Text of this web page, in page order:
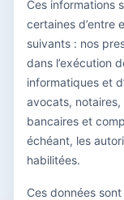
Ces informations
certaines d’entre
suivants : nos
dans l’exécution
informatiques et
avocats,
bancaires et
échéant, les
habilitées.
Ces données